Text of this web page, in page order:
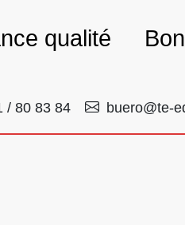
qualité
/ 80 83 84 buero@te-